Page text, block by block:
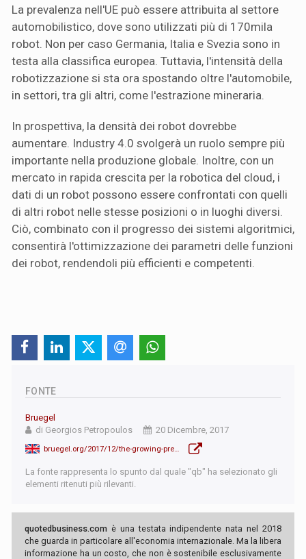
La prevalenza nell'UE può essere attribuita al settore
automobilistico, dove sono utilizzati più di 170mila
robot. Non per caso Germania, Italia e Svezia sono in
testa alla classifica europea. Tuttavia, l'intensità della
robotizzazione si sta ora spostando oltre l'automobile,
in settori, tra gli altri, come l'estrazione mineraria.
In prospettiva, la densità dei robot dovrebbe
aumentare. Industry 4.0 svolgerà un ruolo sempre più
importante nella produzione globale. Inoltre, con un
mercato in rapida crescita per la robotica del cloud, i
dati di un robot possono essere confrontati con quelli
di altri robot nelle stesse posizioni o in luoghi diversi.
Ciò, combinato con il progresso dei sistemi algoritmici,
consentirà l'ottimizzazione dei parametri delle funzioni
dei robot, rendendoli più efficienti e competenti.
FONTE
Bruegel
di Georgios Petropoulos
20 Dicembre, 2017
La fonte rappresenta lo spunto dal quale "qb" ha selezionato gli
elementi ritenuti più rilevanti.
quotedbusiness.com è una testata indipendente nata nel 2018
che guarda in particolare all'economia internazionale. Ma la libera
informazione ha un costo, che non è sostenibile esclusivamente